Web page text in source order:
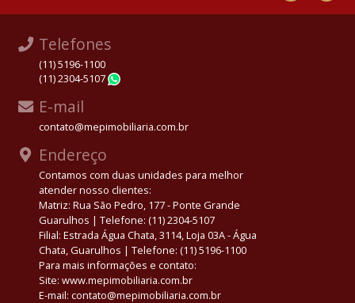
Telefones
(11) 5196-1100
(11) 2304-5107
E-mail
contato@mepimobiliaria.com.br
Endereço
Contamos com duas unidades para melhor
atender nosso clientes:
Matriz: Rua São Pedro, 177 - Ponte Grande
Guarulhos | Telefone: (11) 2304-5107
Filial: Estrada Água Chata, 3114, Loja 03A - Água
Chata, Guarulhos | Telefone: (11) 5196-1100
Para mais informações e contato:
Site: www.mepimobiliaria.com.br
E-mail: contato@mepimobiliaria.com.br